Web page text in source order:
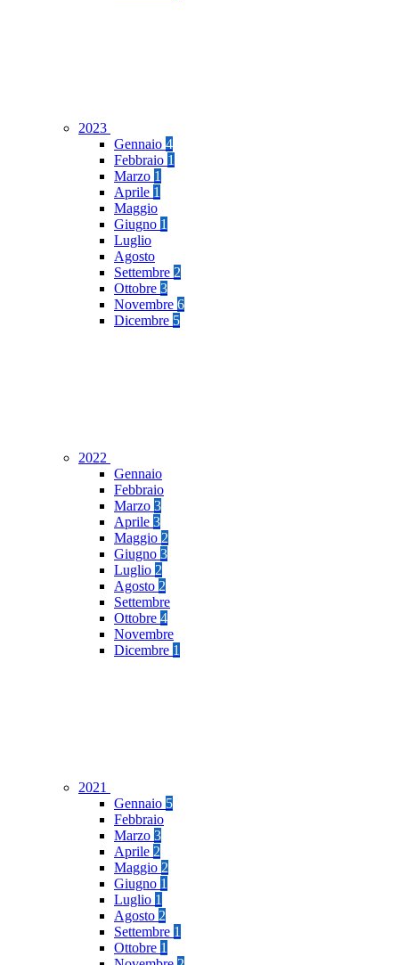
2023
Gennaio 4
Febbraio 1
Marzo 1
Aprile 1
Maggio
Giugno 1
Luglio
Agosto
Settembre 2
Ottobre 3
Novembre 6
Dicembre 5
2022
Gennaio
Febbraio
Marzo 3
Aprile 3
Maggio 2
Giugno 3
Luglio 2
Agosto 2
Settembre
Ottobre 4
Novembre
Dicembre 1
2021
Gennaio 5
Febbraio
Marzo 3
Aprile 2
Maggio 2
Giugno 1
Luglio 1
Agosto 2
Settembre 1
Ottobre 1